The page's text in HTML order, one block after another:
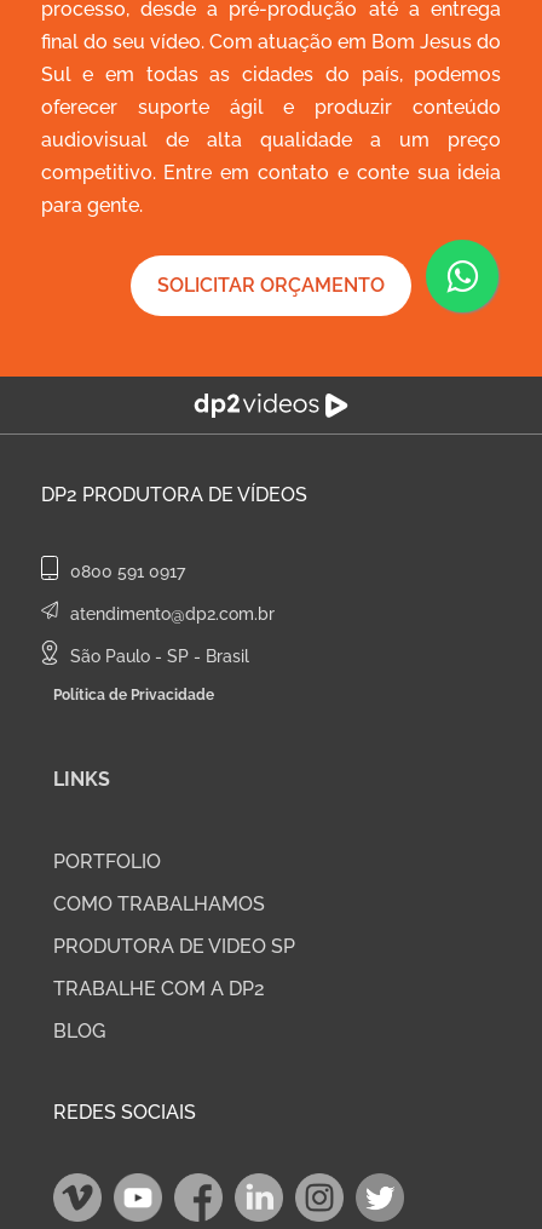
processo, desde a pré-produção até a entrega
final do seu vídeo. Com atuação em Bom Jesus do
Sul e em todas as cidades do país, podemos
oferecer suporte ágil e produzir conteúdo
audiovisual de alta qualidade a um preço
competitivo. Entre em contato e conte sua ideia
para gente.
SOLICITAR ORÇAMENTO
DP2 PRODUTORA DE VÍDEOS
0800 591 0917
atendimento@dp2.com.br
São Paulo - SP - Brasil
Política de Privacidade
LINKS
PORTFOLIO
COMO TRABALHAMOS
PRODUTORA DE VIDEO SP
TRABALHE COM A DP2
BLOG
REDES SOCIAIS